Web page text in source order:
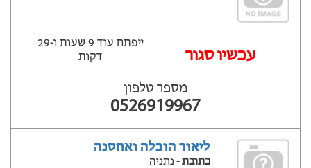
עכשיו סגור
ייפתח עוד 9 שעות ‫ו-29
דקות
מספר טלפון
0526919967
ליאור הובלה ואחסנה
כתובת- נתניה